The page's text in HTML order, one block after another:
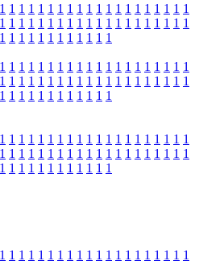
1 1 1 1 1 1 1 1 1 1 1 1 1 1 1 1 1 1 1 1
1 1 1 1 1 1 1 1 1 1 1 1 1 1 1 1 1 1 1 1
1 1 1 1 1 1 1 1 1 1 1 1
1 1 1 1 1 1 1 1 1 1 1 1 1 1 1 1 1 1 1 1
1 1 1 1 1 1 1 1 1 1 1 1 1 1 1 1 1 1 1 1
1 1 1 1 1 1 1 1 1 1 1 1
1 1 1 1 1 1 1 1 1 1 1 1 1 1 1 1 1 1 1 1
1 1 1 1 1 1 1 1 1 1 1 1 1 1 1 1 1 1 1 1
1 1 1 1 1 1 1 1 1 1 1 1
1 1 1 1 1 1 1 1 1 1 1 1 1 1 1 1 1 1 1 1